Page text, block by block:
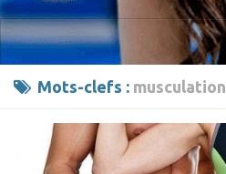
Accueil
Les Programmes » Fit-innov «
Mots-clefs : musculation